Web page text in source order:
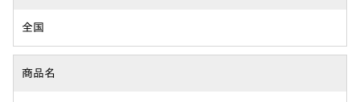
全国
商品名